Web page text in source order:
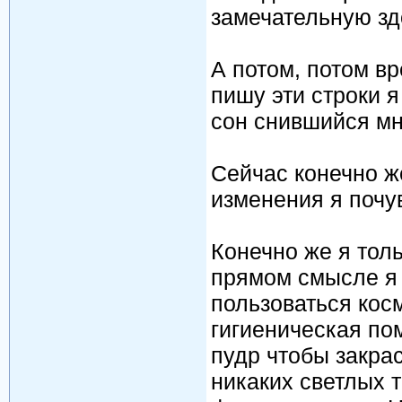
замечательную
А потом, потом
пишу эти строки
сон снившийся
Сейчас конечно
изменения я
Конечно же я
прямом смысле я
пользоваться
гигиеническая
пудр чтобы
никаких светлых